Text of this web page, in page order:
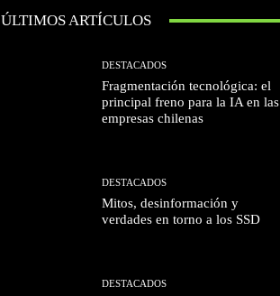
ÚLTIMOS ARTÍCULOS
DESTACADOS
Fragmentación tecnológica: el
principal freno para la IA en las
empresas chilenas
DESTACADOS
Mitos, desinformación y
verdades en torno a los SSD
DESTACADOS